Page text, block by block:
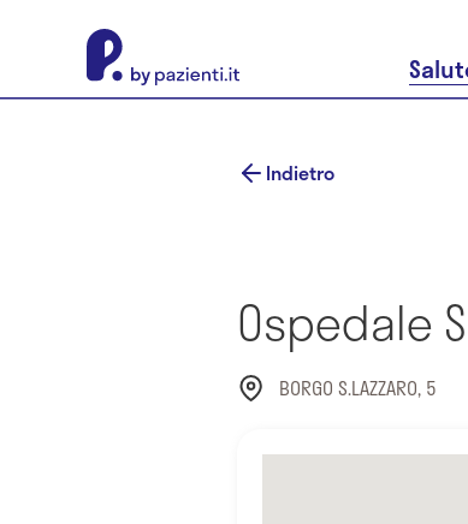
Indietro
Ospedale
BORGO S.LAZZARO, 5